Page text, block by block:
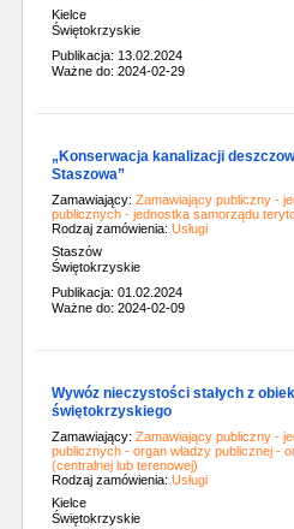
Kielce
Świętokrzyskie
Publikacja: 13.02.2024
Ważne do: 2024-02-29
„Konserwacja kanalizacji
Staszowa”
Zamawiający: Zamawiający publiczny -
publicznych - jednostka samorządu
Rodzaj zamówienia: Usługi
Staszów
Świętokrzyskie
Publikacja: 01.02.2024
Ważne do: 2024-02-09
Wywóz nieczystości stałych z
świętokrzyskiego
Zamawiający: Zamawiający publiczny -
publicznych - organ władzy publicznej -
(centralnej lub terenowej)
Rodzaj zamówienia: Usługi
Kielce
Świętokrzyskie